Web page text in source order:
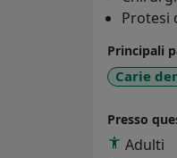
Protesi
Principali
Carie
Presso
Adulti